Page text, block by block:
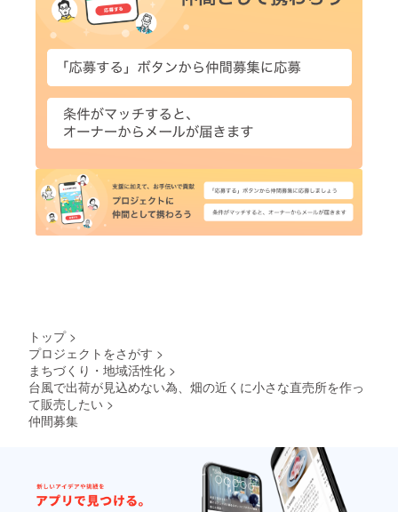
トップ >
プロジェクトをさがす >
まちづくり・地域活性化 >
台風で出荷が見込めない為、畑の近くに小さな直売所を作っ
て販売したい >
仲間募集